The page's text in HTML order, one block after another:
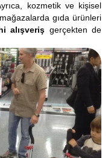
kozmetik ve kişisel
gıda ürünleri
alışveriş gerçekten de